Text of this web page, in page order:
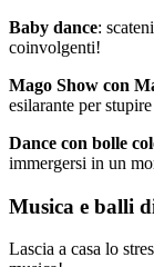
Baby dance:
coinvolgenti!
Mago Show con
esilarante per
Dance con bolle
immergersi in un
Musica e balli
Lascia a casa lo